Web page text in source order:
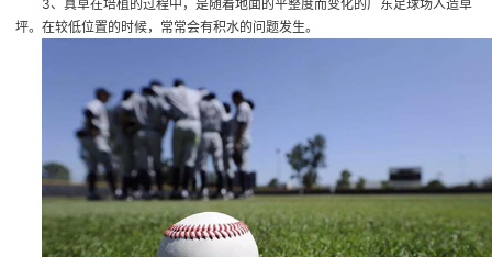
3、真草在培植的过程中，是随着地面的平整度而变化的广东足球场人造草
坪。在较低位置的时候，常常会有积水的问题发生。